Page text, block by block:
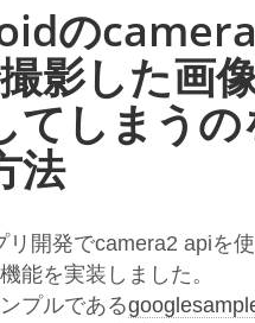
の
影した画
てしまうの
法
リ開発でcamera2 apiを
能を実装しました。
プルである